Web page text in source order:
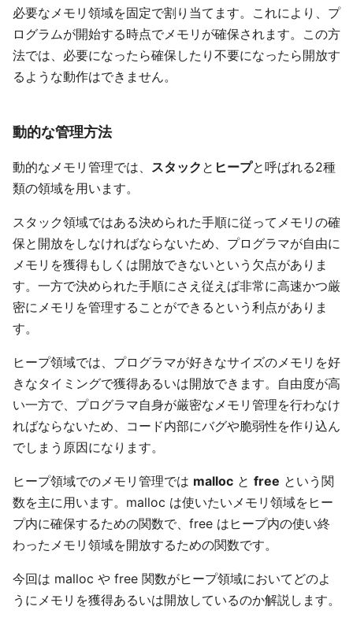
必要なメモリ領域を固定で割り当てます。これにより、プ
ログラムが開始する時点でメモリが確保されます。この方
法では、必要になったら確保したり不要になったら開放す
るような動作はできません。
動的な管理方法
動的なメモリ管理では、 スタック と ヒープと呼ばれる2種
類の領域を用います。
スタック領域ではある決められた手順に従ってメモリの確
保と開放をしなければならないため、プログラマが自由に
メモリを獲得もしくは開放できないという欠点がありま
す。一方で決められた手順にさえ従えば非常に高速かつ厳
密にメモリを管理することができるという利点がありま
す。
ヒープ領域では、プログラマが好きなサイズのメモリを好
きなタイミングで獲得あるいは開放できます。自由度が高
い一方で、プログラマ自身が厳密なメモリ管理を行わなけ
ればならないため、コード内部にバグや脆弱性を作り込ん
でしまう原因になります。
ヒープ領域でのメモリ管理では malloc と free という関
数を主に用います。malloc は使いたいメモリ領域をヒー
プ内に確保するための関数で、free はヒープ内の使い終
わったメモリ領域を開放するための関数です。
今回は malloc や free 関数がヒープ領域においてどのよ
うにメモリを獲得あるいは開放しているのか解説します。